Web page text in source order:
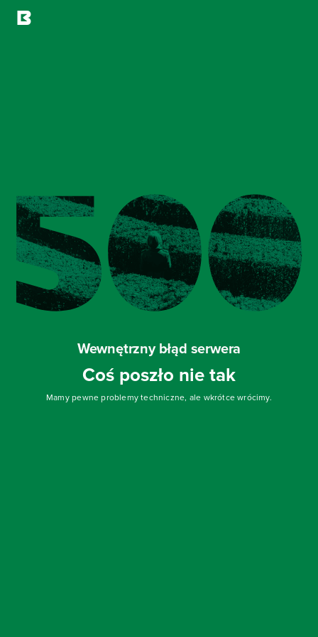
Wewnętrzny błąd serwera
Coś poszło nie tak
Mamy pewne problemy techniczne, ale wkrótce wrócimy.